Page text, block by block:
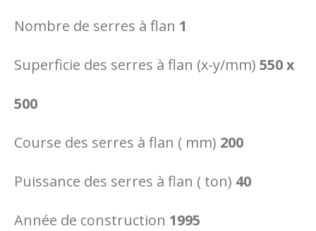
Nombre de serres à flan 1
Superficie des serres à flan (x-y/mm) 550 x
500
Course des serres à flan ( mm) 200
Puissance des serres à flan ( ton) 40
Année de construction 1995